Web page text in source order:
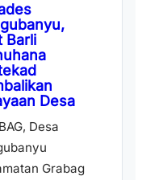
Barli
Desa
Desa
Grabag